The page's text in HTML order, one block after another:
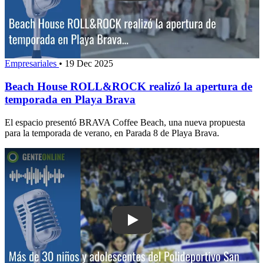
Empresariales • 19 Dec 2025
Beach House ROLL&ROCK realizó la apertura de
temporada en Playa Brava
El espacio presentó BRAVA Coffee Beach, una nueva propuesta
para la temporada de verano, en Parada 8 de Playa Brava.
Play: Más de 30 niños y